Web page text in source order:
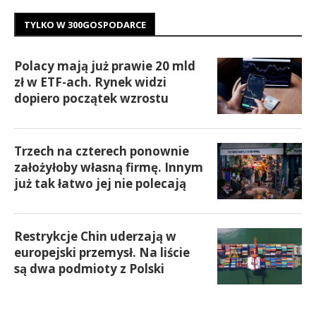
TYLKO W 300GOSPODARCE
Polacy mają już prawie 20 mld
zł w ETF-ach. Rynek widzi
dopiero początek wzrostu
Trzech na czterech ponownie
założyłoby własną firmę. Innym
już tak łatwo jej nie polecają
Restrykcje Chin uderzają w
europejski przemysł. Na liście
są dwa podmioty z Polski